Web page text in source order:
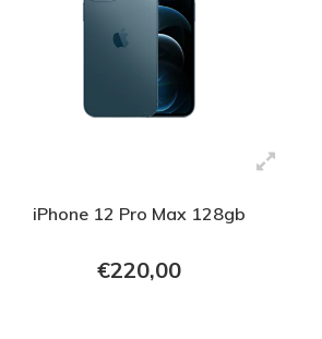
iPhone 12 Pro Max 128gb
€220,00